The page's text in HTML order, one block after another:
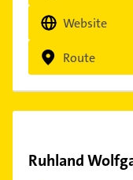
Website
Route
Ruhland